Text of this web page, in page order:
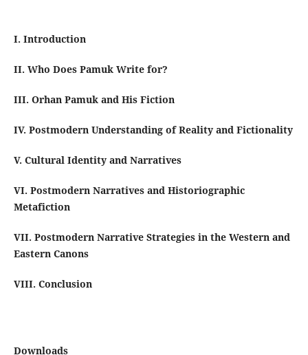
I. Introduction
II. Who Does Pamuk Write for?
III. Orhan Pamuk and His Fiction
IV. Postmodern Understanding of Reality and Fictionality
V. Cultural Identity and Narratives
VI. Postmodern Narratives and Historiographic
Metafiction
VII. Postmodern Narrative Strategies in the Western and
Eastern Canons
VIII. Conclusion
Downloads